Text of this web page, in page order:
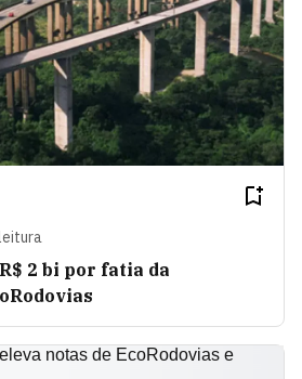
2 bi por fatia da